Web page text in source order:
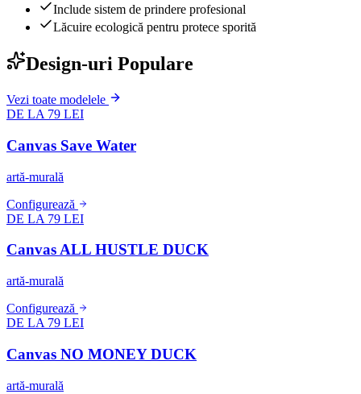
Include sistem de prindere profesional
Lăcuire ecologică pentru protece sporită
Design-uri Populare
Vezi toate modelele
DE LA 79 LEI
Canvas Save Water
artă-murală
Configurează
DE LA 79 LEI
Canvas ALL HUSTLE DUCK
artă-murală
Configurează
DE LA 79 LEI
Canvas NO MONEY DUCK
artă-murală